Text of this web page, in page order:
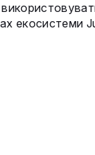
екосистеми